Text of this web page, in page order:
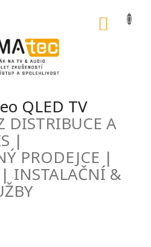
QLED TV
DISTRIBUCE A
|
PRODEJCE |
INSTALAČNÍ &